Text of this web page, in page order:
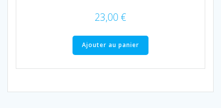
23,00 €
Ajouter au panier